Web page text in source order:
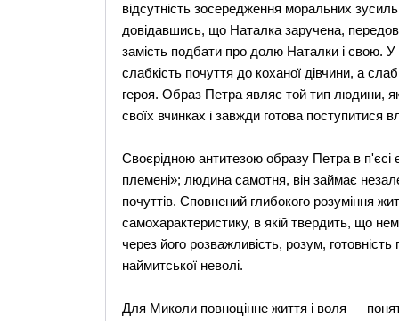
відсутність зосередження моральних
довідавшись, що Наталка заручена,
замість подбати про долю Наталки і свою. У
слабкість почуття до коханої дівчини, а
героя. Образ Петра являє той тип людини,
своїх вчинках і завжди готова поступитися
Своєрідною антитезою образу Петра в
племені»; людина самотня, він займає
почуттів. Сповнений глибокого розуміння
самохарактеристику, в якій твердить, що
через його розважливість, розум,
наймитської неволі.
Для Миколи повноцінне життя і воля —